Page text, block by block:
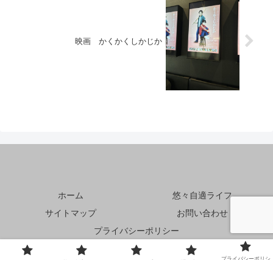
映画 かくかくしかじか
ホーム
悠々自適ライフ
サイトマップ
お問い合わせ
プライバシーポリシー
© 2023 ふとっちょオヤジの悠々自適らいふ！.
プライバシーポリシ